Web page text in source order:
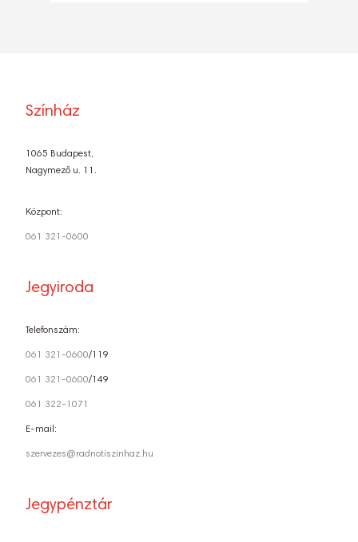
Színház
1065 Budapest,
Nagymező u. 11.
Központ:
061 321-0600
Jegyiroda
Telefonszám:
061 321-0600/119
061 321-0600/149
061 322-1071
E-mail:
szervezes@radnotiszinhaz.hu
Jegypénztár